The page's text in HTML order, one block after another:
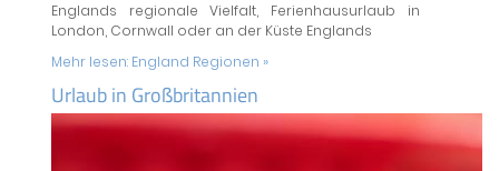
Englands regionale Vielfalt, Ferienhausurlaub in
London, Cornwall oder an der Küste Englands
Mehr lesen: England Regionen »
Urlaub in Großbritannien